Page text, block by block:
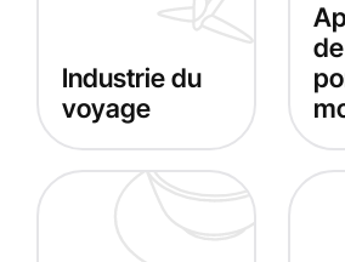
Industrie du
voyage
de